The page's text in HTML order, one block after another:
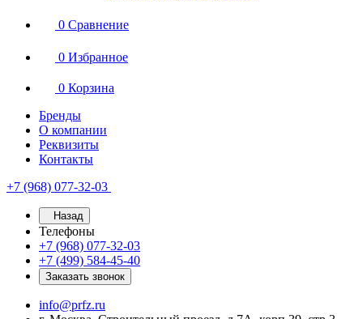
0 Сравнение
0 Избранное
0 Корзина
Бренды
О компании
Реквизиты
Контакты
+7 (968) 077-32-03
Назад
Телефоны
+7 (968) 077-32-03
+7 (499) 584-45-40
Заказать звонок
info@prfz.ru